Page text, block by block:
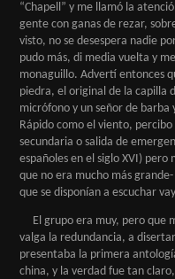
“Chapell” y me llamó la
gente con ganas de rezar,
visto, no se desespera nadie
pudo más, di media vuelta y
monaguillo. Advertí entonces
piedra, el original de la capilla
micrófono y un señor de barba
Rápido como el viento,
secundaria o salida de
españoles en el siglo XVI)
que no era mucho más
que se disponían a escuchar
El grupo era muy, pero que
valga la redundancia, a
presentaba la primera
china, y la verdad fue tan